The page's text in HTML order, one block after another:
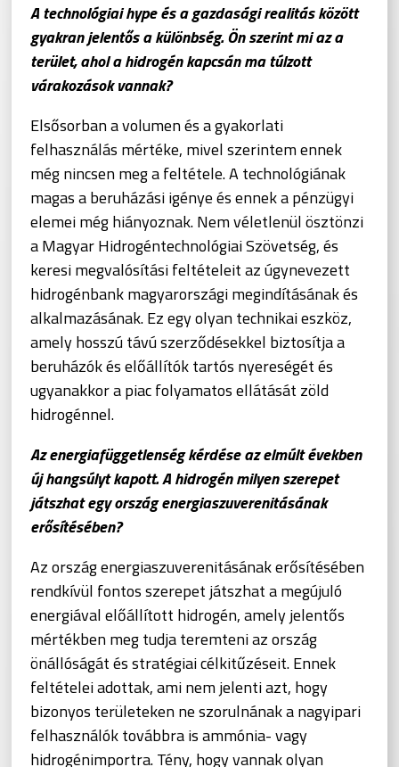
A technológiai hype és a gazdasági realitás között
gyakran jelentős a különbség. Ön szerint mi az a
terület, ahol a hidrogén kapcsán ma túlzott
várakozások vannak?
Elsősorban a volumen és a gyakorlati
felhasználás mértéke, mivel szerintem ennek
még nincsen meg a feltétele. A technológiának
magas a beruházási igénye és ennek a pénzügyi
elemei még hiányoznak. Nem véletlenül ösztönzi
a Magyar Hidrogéntechnológiai Szövetség, és
keresi megvalósítási feltételeit az úgynevezett
hidrogénbank magyarországi megindításának és
alkalmazásának. Ez egy olyan technikai eszköz,
amely hosszú távú szerződésekkel biztosítja a
beruházók és előállítók tartós nyereségét és
ugyanakkor a piac folyamatos ellátását zöld
hidrogénnel.
Az energiafüggetlenség kérdése az elmúlt években
új hangsúlyt kapott. A hidrogén milyen szerepet
játszhat egy ország energiaszuverenitásának
erősítésében?
Az ország energiaszuverenitásának erősítésében
rendkívül fontos szerepet játszhat a megújuló
energiával előállított hidrogén, amely jelentős
mértékben meg tudja teremteni az ország
önállóságát és stratégiai célkitűzéseit. Ennek
feltételei adottak, ami nem jelenti azt, hogy
bizonyos területeken ne szorulnának a nagyipari
felhasználók továbbra is ammónia- vagy
hidrogénimportra. Tény, hogy vannak olyan